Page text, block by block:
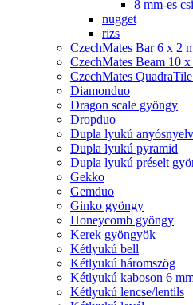
8 mm-es
nugget
rizs
CzechMates Bar 6 x 2
CzechMates Beam 10
CzechMates
Diamonduo
Dragon scale gyöngy
Dropduo
Dupla lyukú
Dupla lyukú pyramid
Dupla lyukú préselt
Gekko
Gemduo
Ginko gyöngy
Honeycomb gyöngy
Kerek gyöngyök
Kétlyukú bell
Kétlyukú háromszög
Kétlyukú kaboson 6
Kétlyukú lencse/lentils